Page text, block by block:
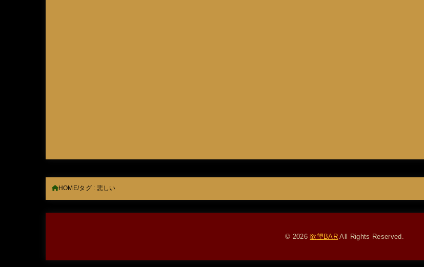
HOME タグ : 悲しい
© 2026欲望BAR All Rights Reserved.